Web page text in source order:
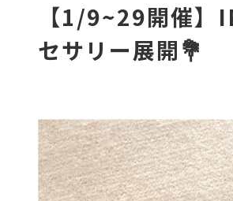
【1/9~29開催】
セサリー展開💐